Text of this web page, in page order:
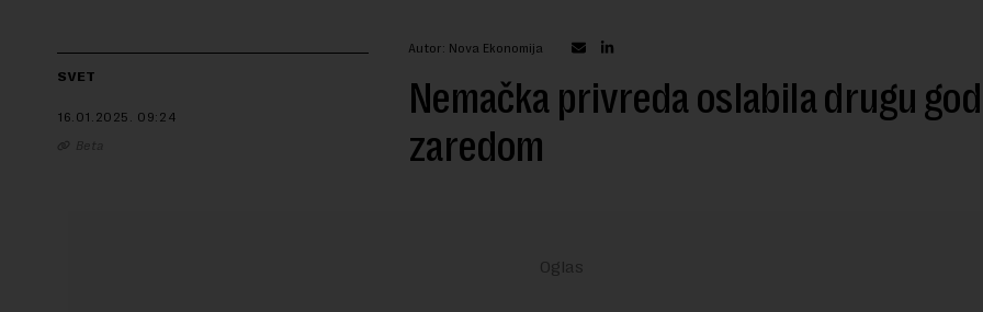
SVET
16.01.2025. 09:24
Beta
Autor: Nova Ekonomija
Nemačka privreda oslabila drugu
zaredom